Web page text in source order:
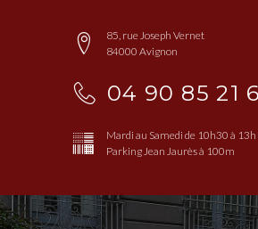
85, rue Joseph Vernet
84000 Avignon
04 90 85 21
Mardi au Samedi de 10h30 à
Parking Jean Jaurès à 100m
Qui